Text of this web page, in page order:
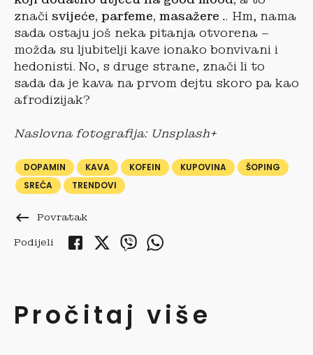
znači svijeće, parfeme, masažere … Hm, nama
sada ostaju još neka pitanja otvorena –
možda su ljubitelji kave ionako bonvivani i
hedonisti. No, s druge strane, znači li to
sada da je kava na prvom dejtu skoro pa kao
afrodizijak?
Naslovna fotografija: Unsplash+
DOPAMIN KAVA KOFEIN KUPOVINA
ŠOPING
SREĆA
TRENDOVI
keyboard_backspace Povratak
Podijeli
Pročitaj više